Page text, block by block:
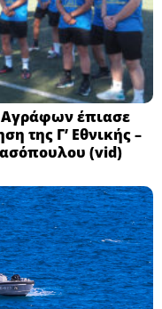
έπιασε
της Γ’ Εθνικής –
(vid)